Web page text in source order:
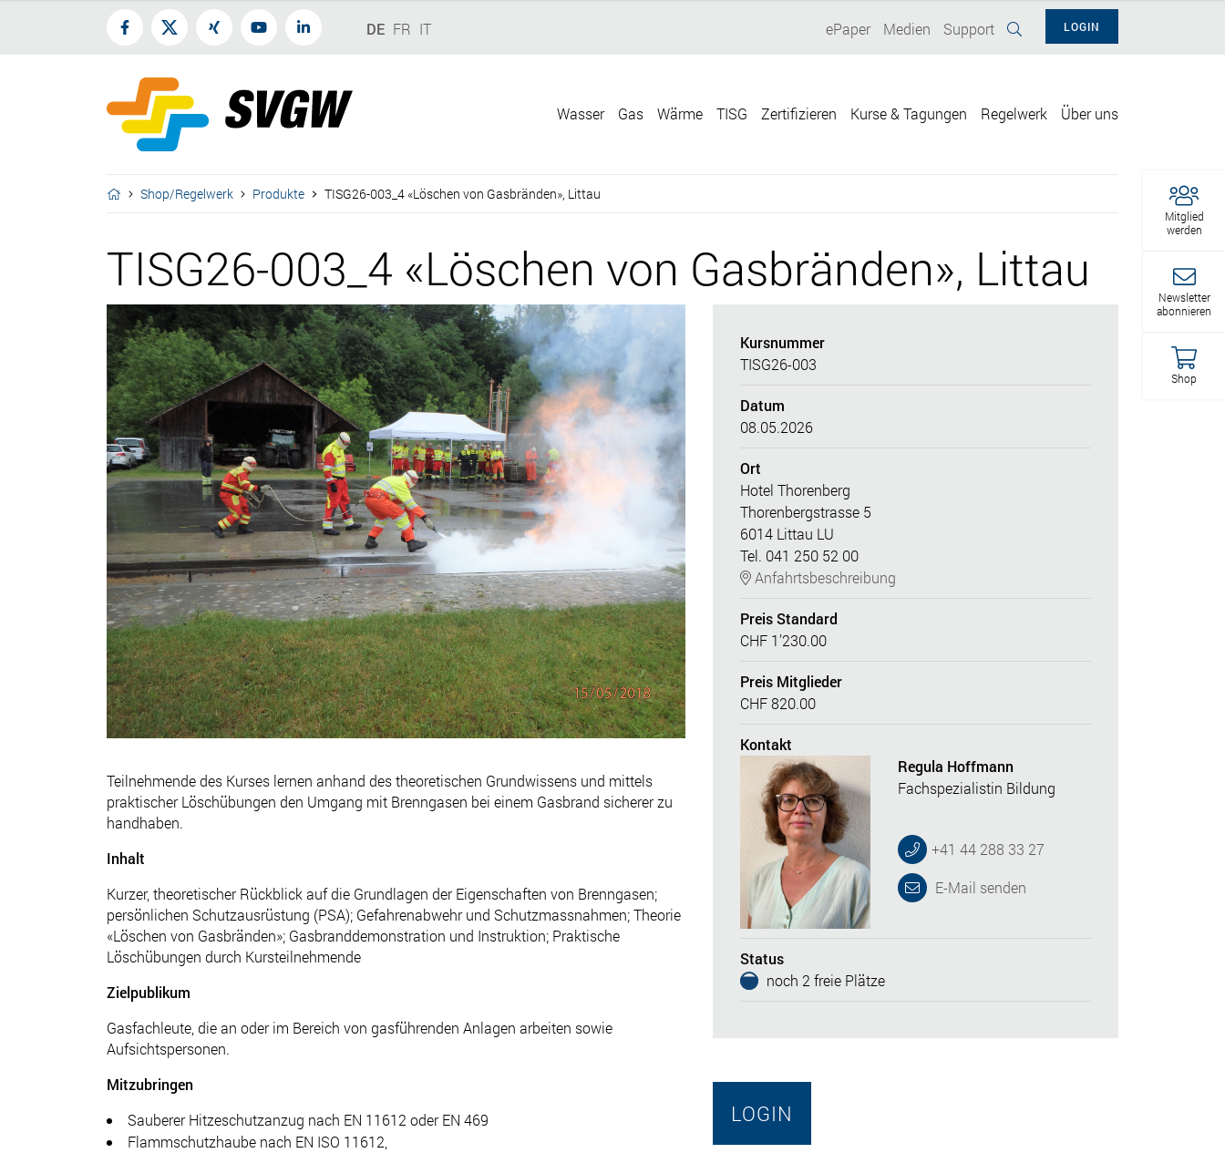
Mitglied
werden
Newsletter
abonnieren
Shop
DE FR IT LOGIN
ePaper Medien Support
Wasser Gas Wärme TISG Zertifizieren Kurse & Tagungen Regelwerk Über uns
Shop/Regelwerk Produkte TISG26-003_4 «Löschen von Gasbränden», Littau
TISG26-003_4 «Löschen von Gasbränden», Littau
Teilnehmende des Kurses lernen anhand des theoretischen Grundwissens und mittels
praktischer Löschübungen den Umgang mit Brenngasen bei einem Gasbrand sicherer zu
handhaben.
Inhalt
Kurzer, theoretischer Rückblick auf die Grundlagen der Eigenschaften von Brenngasen;
persönlichen Schutzausrüstung (PSA); Gefahrenabwehr und Schutzmassnahmen; Theorie
«Löschen von Gasbränden»; Gasbranddemonstration und Instruktion; Praktische
Löschübungen durch Kursteilnehmende
Zielpublikum
Gasfachleute, die an oder im Bereich von gasführenden Anlagen arbeiten sowie
Aufsichtspersonen.
Mitzubringen
Sauberer Hitzeschutzanzug nach EN 11612 oder EN 469
Flammschutzhaube nach EN ISO 11612,
Kursnummer
TISG26-003
Datum
08.05.2026
Ort
Hotel Thorenberg
Thorenbergstrasse 5
6014 Littau LU
Tel. 041 250 52 00
Anfahrtsbeschreibung
Preis Standard
CHF 1’230.00
Preis Mitglieder
CHF 820.00
Kontakt
Regula Hoffmann
Fachspezialistin Bildung
+41 44 288 33 27
E-Mail senden
Status
noch 2 freie Plätze
LOGIN